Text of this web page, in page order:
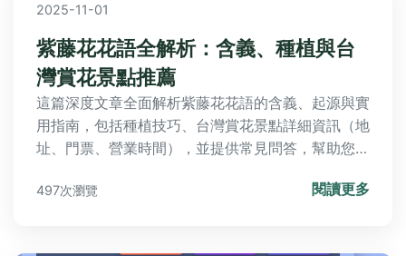
2025-11-01
紫藤花花語全解析：含義、種植與台
灣賞花景點推薦
這篇深度文章全面解析紫藤花花語的含義、起源與實
用指南，包括種植技巧、台灣賞花景點詳細資訊（地
址、門票、營業時間），並提供常見問答，幫助您了
遊達人，都能找到有價值的資訊。
497次瀏覽 閱讀更多